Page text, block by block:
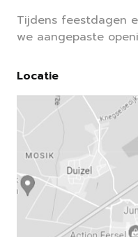
Tijdens feestdagen
we aangepaste
Locatie